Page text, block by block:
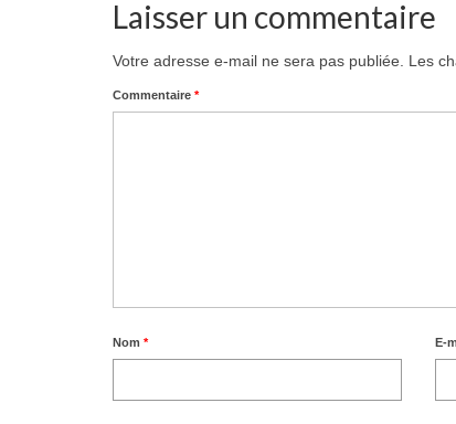
Laisser un commentaire
Votre adresse e-mail ne sera pas publiée. Les
Commentaire *
Nom * E-